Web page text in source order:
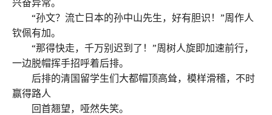
“孙文？流亡日本的孙中山先生，好有胆识！”周作人
钦佩有加。
“那得快走，千万别迟到了！”周树人旋即加速前行，
一边脱帽挥手招呼着后排。
后排的清国留学生们大都帽顶高耸，模样滑稽，不时
赢得路人
回首翘望，哑然失笑。